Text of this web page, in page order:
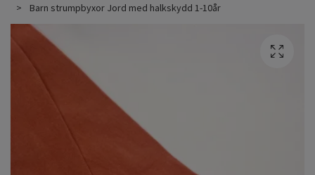
Barn strumpbyxor Jord med halkskydd 1-10år